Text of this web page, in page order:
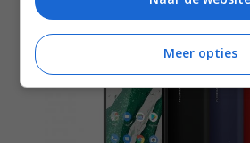
Meer opties